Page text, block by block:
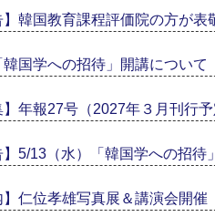
】韓国教育課程評価院の方が表
韓国学への招待」開講について
】年報27号（2027年３月刊行
】5/13（水）「韓国学への招待
】仁位孝雄写真展＆講演会開